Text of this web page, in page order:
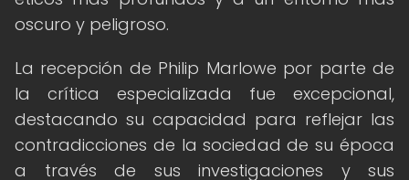
oscuro y peligroso.
La recepción de Philip Marlowe por parte de
la crítica especializada fue excepcional,
destacando su capacidad para reflejar las
contradicciones de la sociedad de su época
a través de sus investigaciones y sus